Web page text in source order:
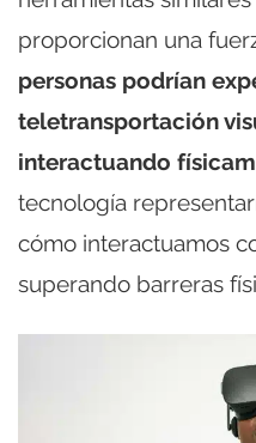
proporcionan una
personas podrían
teletransportación
interactuando
tecnología
cómo interactuamos
superando barreras